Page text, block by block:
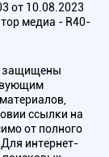
от 10.08.2023
медиа - R40-
защищены
ссылки на
от полного
интернет-